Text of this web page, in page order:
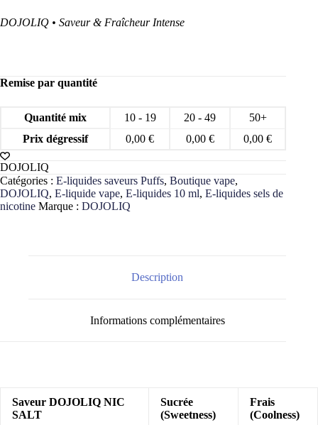
DOJOLIQ • Saveur & Fraîcheur Intense
Remise par quantité
Quantité mix 10 - 19 20 - 49
50+
Prix dégressif
0,00 € 0,00 € 0,00 €
DOJOLIQ
Catégories : E-liquides saveurs Puffs, Boutique vape,
DOJOLIQ, E-liquide vape, E-liquides 10 ml, E-liquides sels de
nicotine Marque : DOJOLIQ
Description
Informations complémentaires
Saveur DOJOLIQ NIC
SALT
Sucrée
(Sweetness)
Frais
(Coolness)